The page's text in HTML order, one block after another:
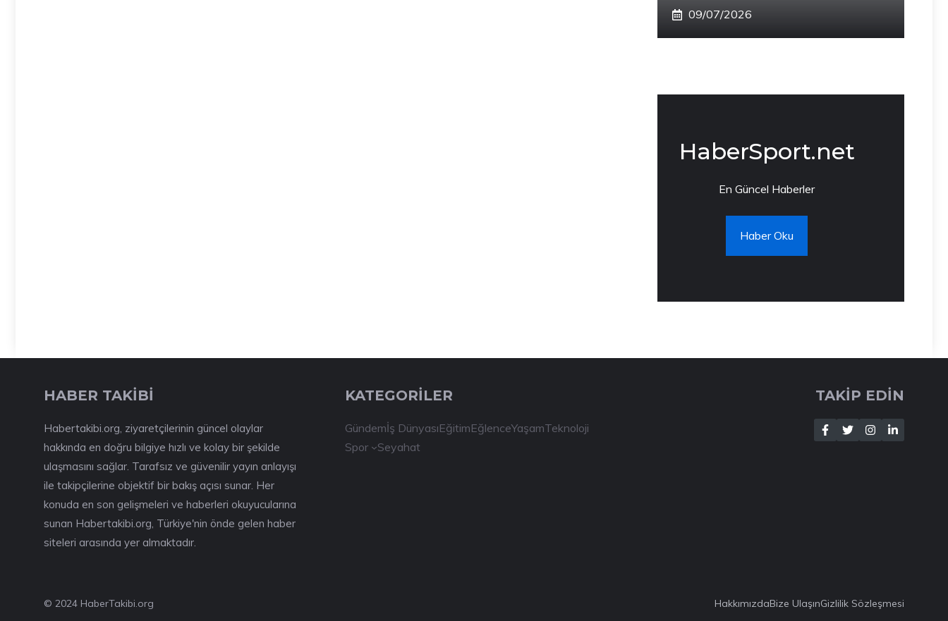
09/07/2026
HaberSport.net
En Güncel Haberler
Haber Oku
HABER TAKİBİ
Habertakibi.org, ziyaretçilerinin güncel olaylar
hakkında en doğru bilgiye hızlı ve kolay bir şekilde
ulaşmasını sağlar. Tarafsız ve güvenilir yayın anlayışı
ile takipçilerine objektif bir bakış açısı sunar. Her
konuda en son gelişmeleri ve haberleri okuyucularına
sunan Habertakibi.org, Türkiye'nin önde gelen haber
siteleri arasında yer almaktadır.
KATEGORİLER
Gündemİş DünyasıEğitimEğlenceYaşamTeknoloji
Spor
Seyahat
TAKİP EDİN
© 2024 HaberTakibi.org HakkımızdaBize UlaşınGizlilik Sözleşmesi